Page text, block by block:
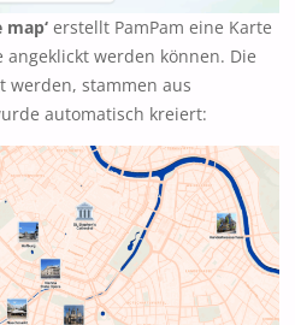
map‘erstellt PamPam eine Karte
werden können. Die
werden, stammen aus
automatisch kreiert: